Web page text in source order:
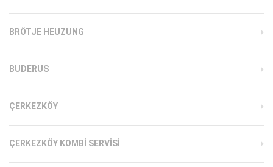
BRÖTJE HEUZUNG
BUDERUS
ÇERKEZKÖY
ÇERKEZKÖY KOMBI SERVISI